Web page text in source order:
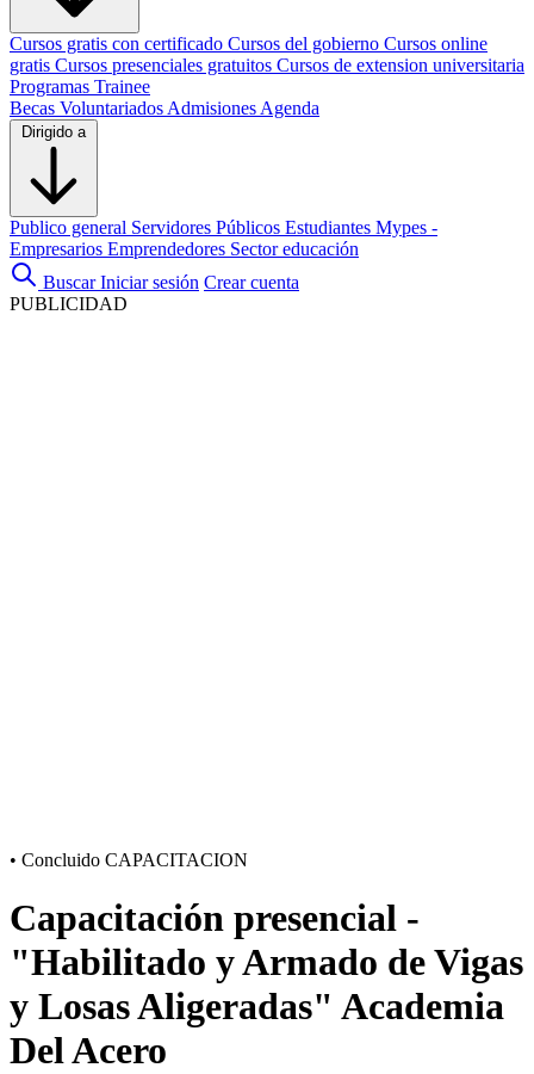
Cursos gratis con certificado Cursos del gobierno Cursos online
gratis Cursos presenciales gratuitos Cursos de extension universitaria
Programas Trainee
Becas Voluntariados Admisiones Agenda
Dirigido a
Publico general Servidores Públicos Estudiantes Mypes -
Empresarios Emprendedores Sector educación
Buscar Iniciar sesión Crear cuenta
PUBLICIDAD
• Concluido CAPACITACION
Capacitación presencial -
"Habilitado y Armado de Vigas
y Losas Aligeradas" Academia
Del Acero